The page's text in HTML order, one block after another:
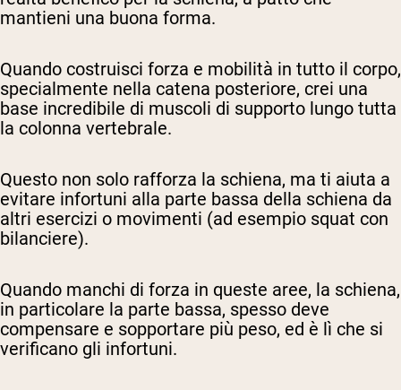
mantieni una buona forma.
Quando costruisci forza e mobilità in tutto il corpo,
specialmente nella catena posteriore, crei una
base incredibile di muscoli di supporto lungo tutta
la colonna vertebrale.
Questo non solo rafforza la schiena, ma ti aiuta a
evitare infortuni alla parte bassa della schiena da
altri esercizi o movimenti (ad esempio squat con
bilanciere).
Quando manchi di forza in queste aree, la schiena,
in particolare la parte bassa, spesso deve
compensare e sopportare più peso, ed è lì che si
verificano gli infortuni.